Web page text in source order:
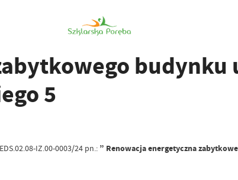
budynku
5
IZ.00-0003/24 pn.: ” Renowacja energetyczna